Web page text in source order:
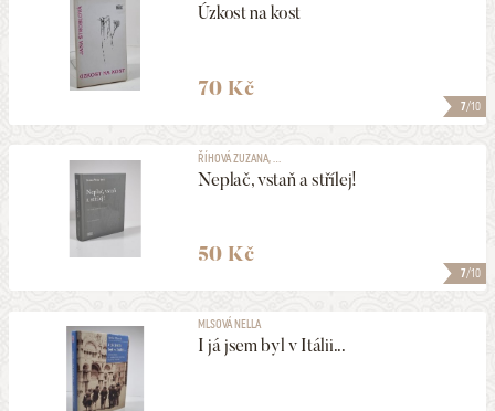
7/10
Úzkost na kost
70 Kč
7/10
ŘÍHOVÁ ZUZANA, ...
Neplač, vstaň a střílej!
50 Kč
MLSOVÁ NELLA
I já jsem byl v Itálii...